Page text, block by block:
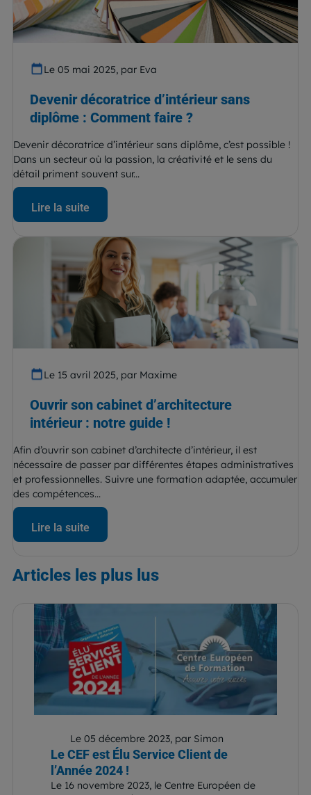
Le 05 mai 2025, par Eva
Devenir décoratrice d’intérieur sans
diplôme : Comment faire ?
Devenir décoratrice d’intérieur sans diplôme, c’est possible !
Dans un secteur où la passion, la créativité et le sens du
détail priment souvent sur...
Lire la suite
Le 15 avril 2025, par Maxime
Ouvrir son cabinet d’architecture
intérieur : notre guide !
Afin d’ouvrir son cabinet d’architecte d’intérieur, il est
nécessaire de passer par différentes étapes administratives
et professionnelles. Suivre une formation adaptée, accumuler
des compétences...
Lire la suite
Articles les plus lus
Le 05 décembre 2023, par Simon
Le CEF est Élu Service Client de
l’Année 2024 !
Le 16 novembre 2023, le Centre Européen de